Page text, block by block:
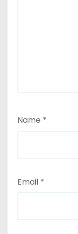
Name *
Email *